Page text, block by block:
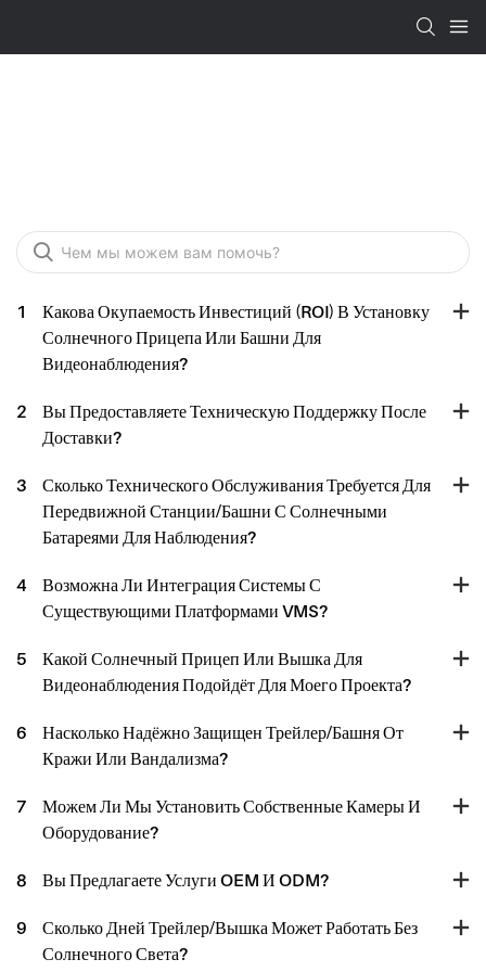
1
Какова Окупаемость Инвестиций (ROI) В Установку
Солнечного Прицепа Или Башни Для
Видеонаблюдения?
2
Вы Предоставляете Техническую Поддержку После
Доставки?
3
Сколько Технического Обслуживания Требуется Для
Передвижной Станции/башни С Солнечными
Батареями Для Наблюдения?
4
Возможна Ли Интеграция Системы С
Существующими Платформами VMS?
5
Какой Солнечный Прицеп Или Вышка Для
Видеонаблюдения Подойдёт Для Моего Проекта?
6
Насколько Надёжно Защищен Трейлер/башня От
Кражи Или Вандализма?
7
Можем Ли Мы Установить Собственные Камеры И
Оборудование?
8 Вы Предлагаете Услуги OEM И ODM?
9
Сколько Дней Трейлер/вышка Может Работать Без
Солнечного Света?